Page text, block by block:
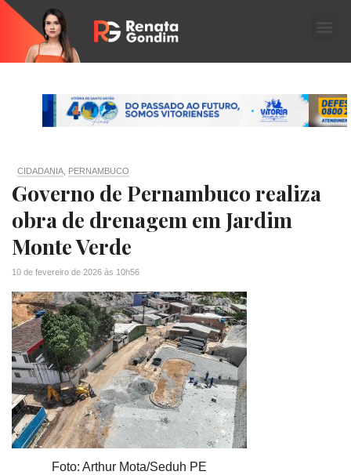
CIDADANIA PERNAMBUCO
Governo de Pernambuco realiza
obra de drenagem em Jardim
Monte Verde
10 de fevereiro de 2026 às 10h56
Foto: Arthur Mota/Seduh PE